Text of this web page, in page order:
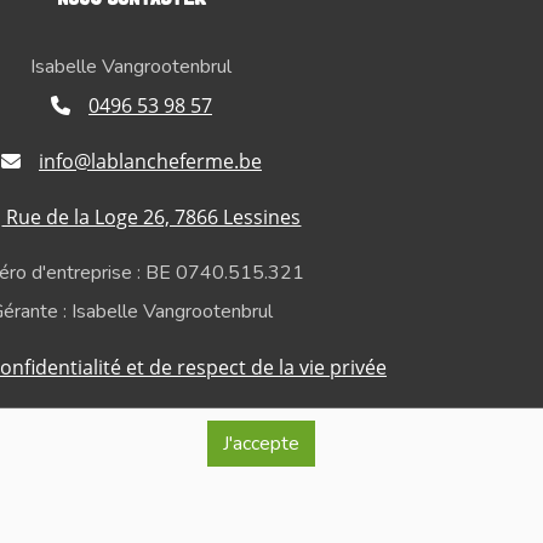
J'accepte
Isabelle Vangrootenbrul
0496 53 98 57
info@lablancheferme.be
Rue de la Loge 26, 7866 Lessines
d'entreprise : BE 0740.515.321
: Isabelle Vangrootenbrul
et de respect de la vie privée